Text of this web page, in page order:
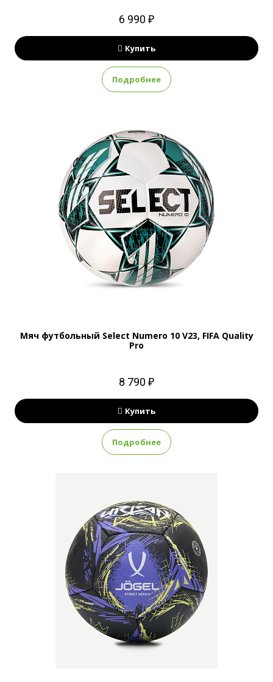
6 990 ₽
Купить
Подробнее
Мяч футбольный Select Numero 10 V23, FIFA Quality
Pro
8 790 ₽
Купить
Подробнее